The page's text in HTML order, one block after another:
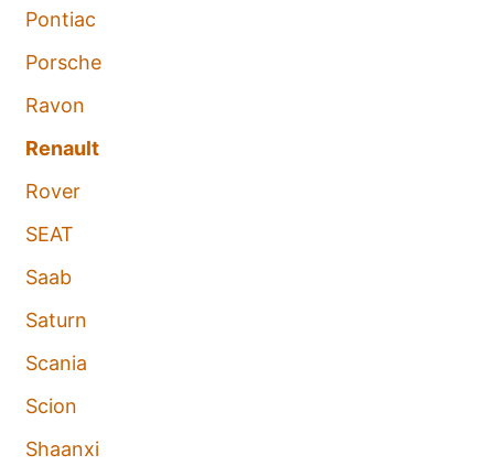
Pontiac
Porsche
Ravon
Renault
Rover
SEAT
Saab
Saturn
Scania
Scion
Shaanxi